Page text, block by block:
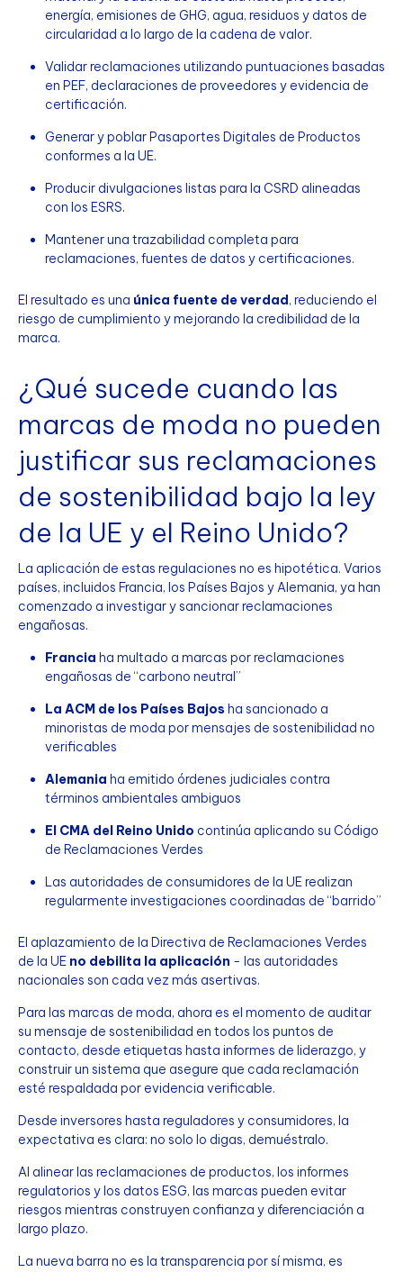
energía, emisiones de GHG, agua, residuos y datos de
circularidad a lo largo de la cadena de valor.
Validar reclamaciones utilizando puntuaciones basadas
en PEF, declaraciones de proveedores y evidencia de
certificación.
Generar y poblar Pasaportes Digitales de Productos
conformes a la UE.
Producir divulgaciones listas para la CSRD alineadas
con los ESRS.
Mantener una trazabilidad completa para
reclamaciones, fuentes de datos y certificaciones.
El resultado es una única fuente de verdad, reduciendo el
riesgo de cumplimiento y mejorando la credibilidad de la
marca.
¿Qué sucede cuando las
marcas de moda no pueden
justificar sus reclamaciones
de sostenibilidad bajo la ley
de la UE y el Reino Unido?
La aplicación de estas regulaciones no es hipotética. Varios
países, incluidos Francia, los Países Bajos y Alemania, ya han
comenzado a investigar y sancionar reclamaciones
engañosas.
Francia ha multado a marcas por reclamaciones
engañosas de “carbono neutral”
La ACM de los Países Bajos ha sancionado a
minoristas de moda por mensajes de sostenibilidad no
verificables
Alemania ha emitido órdenes judiciales contra
términos ambientales ambiguos
El CMA del Reino Unido continúa aplicando su Código
de Reclamaciones Verdes
Las autoridades de consumidores de la UE realizan
regularmente investigaciones coordinadas de “barrido”
El aplazamiento de la Directiva de Reclamaciones Verdes
de la UE no debilita la aplicación - las autoridades
nacionales son cada vez más asertivas.
Para las marcas de moda, ahora es el momento de auditar
su mensaje de sostenibilidad en todos los puntos de
contacto, desde etiquetas hasta informes de liderazgo, y
construir un sistema que asegure que cada reclamación
esté respaldada por evidencia verificable.
Desde inversores hasta reguladores y consumidores, la
expectativa es clara: no solo lo digas, demuéstralo.
Al alinear las reclamaciones de productos, los informes
regulatorios y los datos ESG, las marcas pueden evitar
riesgos mientras construyen confianza y diferenciación a
largo plazo.
La nueva barra no es la transparencia por sí misma, es